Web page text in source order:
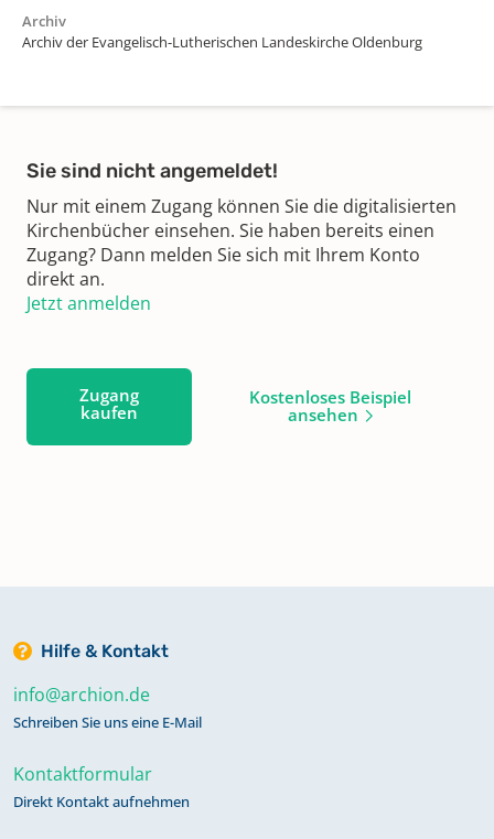
Archiv
Archiv der Evangelisch-Lutherischen Landeskirche Oldenburg
Sie sind nicht angemeldet!
Nur mit einem Zugang können Sie die digitalisierten
Kirchenbücher einsehen. Sie haben bereits einen
Zugang? Dann melden Sie sich mit Ihrem Konto
direkt an.
Jetzt anmelden
Zugang
kaufen
Kostenloses Beispiel
ansehen
Hilfe & Kontakt
info@archion.de
Schreiben Sie uns eine E-Mail
Kontaktformular
Direkt Kontakt aufnehmen